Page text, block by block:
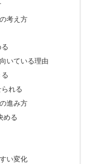
考え方
いている理由
れる
進み方
める
い変化